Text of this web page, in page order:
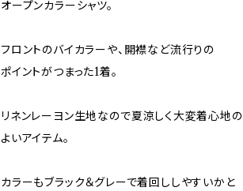
オープンカラーシャツ。
フロントのバイカラーや、開襟など流行りの
ポイントがつまった1着。
リネンレーヨン生地なので夏涼しく大変着心地の
よいアイテム。
カラーもブラック＆グレーで着回ししやすいかと